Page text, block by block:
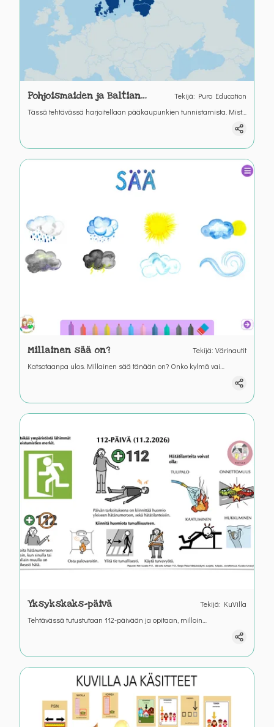
Pohjoismaiden ja Baltian
pääkaupungit
Tekijä: Puro Education
Tässä tehtävässä harjoitellaan pääkaupunkien tunnistamista. Mistä
Millainen sää on? Tekijä: Värinautit
Katsotaanpa ulos. Millainen sää tänään on? Onko kylmä vai
Yksykskaks-päivä Tekijä: KuVilla
Tehtävässä tutustutaan 112-päivään ja opitaan, milloin